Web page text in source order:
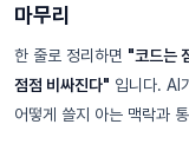
마무리
한 줄로 정리하면 "코드는
점점 비싸진다" 입니다. AI
어떻게 쓸지 아는 맥락과